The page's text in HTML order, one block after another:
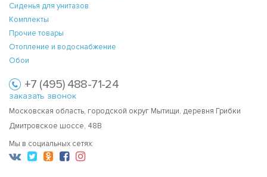
Сиденья для унитазов
Комплекты
Прочие товары
Отопление и водоснабжение
Обои
+7 (495) 488-71-24
заказать звонок
Московская область, городской округ Мытищи, деревня Грибки
Дмитровское шоссе, 48В
Мы в социальных сетях: